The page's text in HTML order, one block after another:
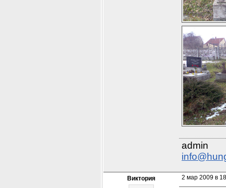
Виктория 2 мар 2009 в